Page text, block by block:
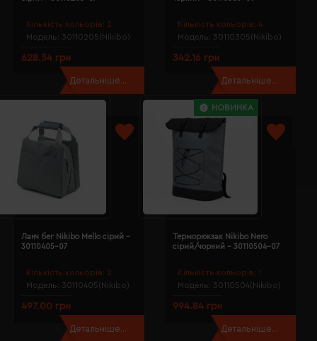
Кількість кольорів: 2
Модель: 30110205(Nikibo)
628.54 грн
Детальніше...
Кількість кольорів: 4
Модель: 30110305(Nikibo)
342.16 грн
Детальніше...
Кількість кольорів: 2
Модель: 30110405(Nikibo)
Ланч бег Nikibo Mello сірий -
30110405-07
497.00 грн
Детальніше...
НОВИНКА
Кількість кольорів: 1
Модель: 30110504(Nikibo)
Терморюкзак Nikibo Nero
сірий/чорний - 30110504-07
994.84 грн
Детальніше...